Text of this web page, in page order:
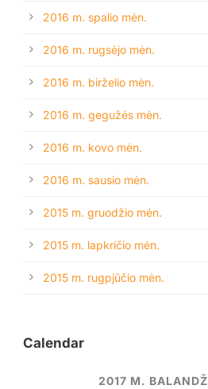
2016 m. spalio mėn.
2016 m. rugsėjo mėn.
2016 m. birželio mėn.
2016 m. gegužės mėn.
2016 m. kovo mėn.
2016 m. sausio mėn.
2015 m. gruodžio mėn.
2015 m. lapkričio mėn.
2015 m. rugpjūčio mėn.
Calendar
2017 M.